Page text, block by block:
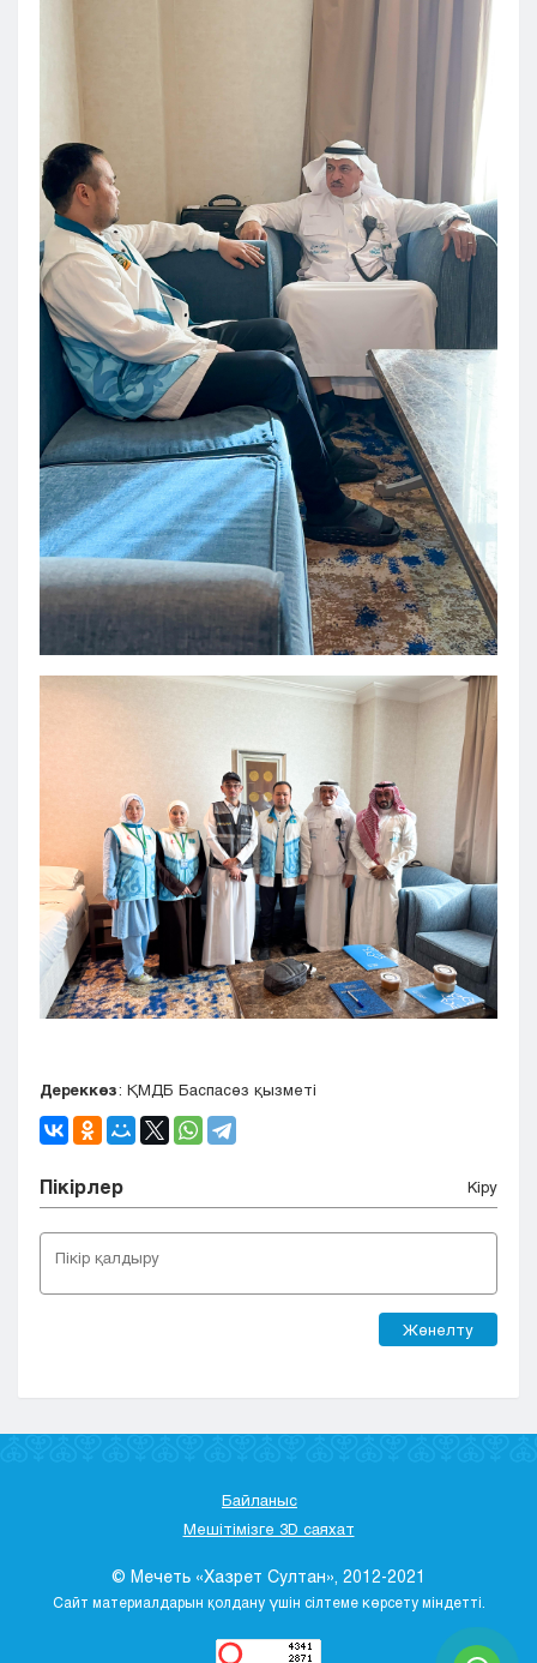
Дереккөз: ҚМДБ Баспасөз қызметі
Пікірлер Кіру
Жөнелту
Байланыс
Мешітімізге 3D саяхат
© Мечеть «Хазрет Султан», 2012-2021
Сайт материалдарын қолдану үшін сілтеме көрсету міндетті.